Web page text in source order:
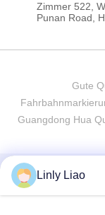
Zimmer 522,
Punan Road,
Gute
Guangdong Hua
Linly Liao